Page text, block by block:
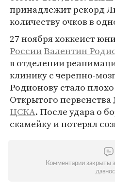
принадлежит рекорд
количеству очков в
27 ноября хоккеист
РоссииВалентин
в отделении
клинику с черепно-
Родионову стало
Открытого первенства
ЦСКА. После удара о
скамейку и потерял
Комментарии закрыты